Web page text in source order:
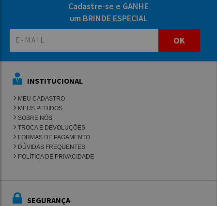
Cadastre-se e GANHE
um BRINDE ESPECIAL
OK
INSTITUCIONAL
MEU CADASTRO
MEUS PEDIDOS
SOBRE NÓS
TROCA E DEVOLUÇÕES
FORMAS DE PAGAMENTO
DÚVIDAS FREQUENTES
POLÍTICA DE PRIVACIDADE
SEGURANÇA